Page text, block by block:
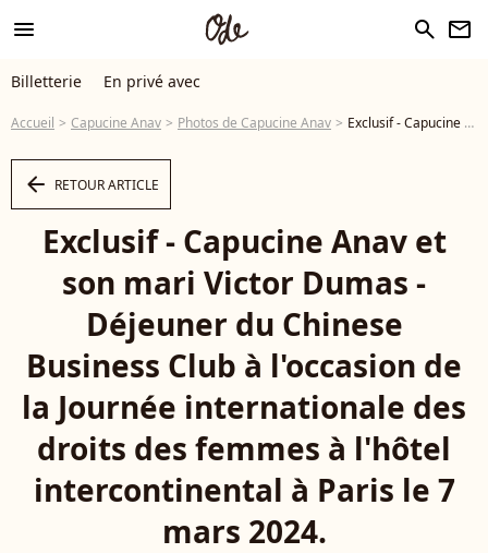
menu search newsletter
Billetterie En privé avec
Accueil Capucine Anav Photos de Capucine Anav Exclusif - Capucine Anav et son mari Victor Dumas - Déjeuner du Chinese Business Club à l'occasion de la Journée internationale des droits des femmes à l'hôtel intercontinental à Paris le 7 mars 2024. © Rachid Bellak/Bestimage - Photo
arrow_left RETOUR ARTICLE
Exclusif - Capucine Anav et
son mari Victor Dumas -
Déjeuner du Chinese
Business Club à l'occasion de
la Journée internationale des
droits des femmes à l'hôtel
intercontinental à Paris le 7
mars 2024.